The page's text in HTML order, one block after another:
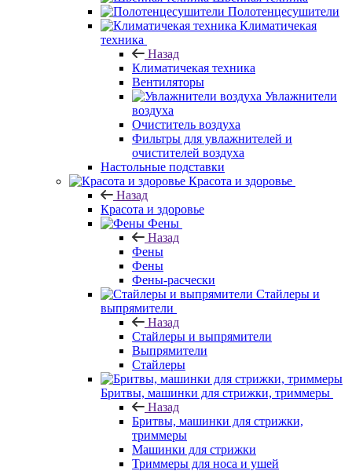
Полотенцесушители
Климатичекая
техника
Назад
Климатичекая техника
Вентиляторы
Увлажнители
воздуха
Очиститель воздуха
Фильтры для увлажнителей и
очистителей воздуха
Настольные подставки
Красота и здоровье
Назад
Красота и здоровье
Фены
Назад
Фены
Фены
Фены-расчески
Стайлеры и
выпрямители
Назад
Стайлеры и выпрямители
Выпрямители
Стайлеры
Бритвы, машинки для стрижки, триммеры
Назад
Бритвы, машинки для стрижки,
триммеры
Машинки для стрижки
Триммеры для носа и ушей